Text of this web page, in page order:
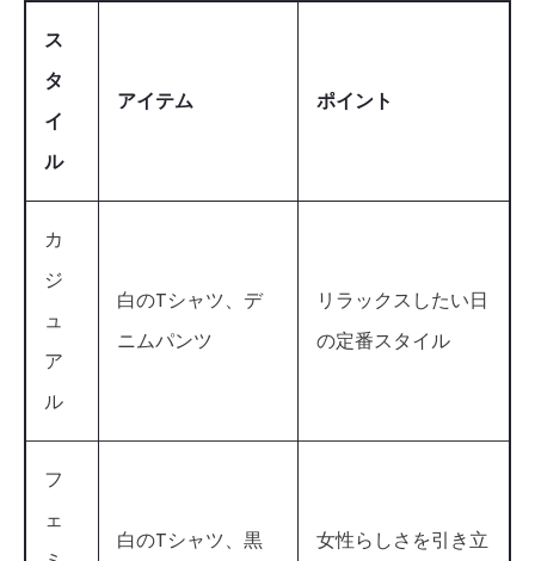
ス
タ
イ
ル
アイテム ポイント
カ
ジ
ュ
ア
ル
白のTシャツ、デ
ニムパンツ
リラックスしたい日
の定番スタイル
フ
ェ
白のTシャツ、黒 女性らしさを引き立